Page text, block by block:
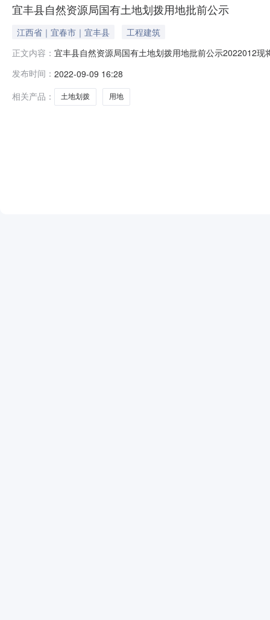
宜丰县自然资源局国有土地划拨用地批前公示
江西省｜宜春市｜宜丰县
工程建筑
正文内容： 宜丰县自然资源局国有土地划拨用地批前公示2022012
09月19日三、意见反馈方式:在公示时限内，任何单位、
存
发布时间： 2022-09-09 16:28
相关产品：
土地划拨 用地